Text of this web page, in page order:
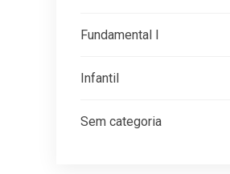
Fundamental I
Infantil
Sem categoria